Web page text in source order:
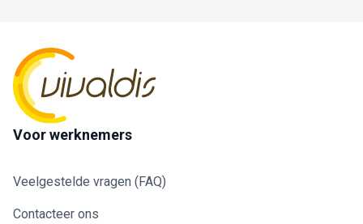
Voor werknemers
Veelgestelde vragen (FAQ)
Contacteer ons